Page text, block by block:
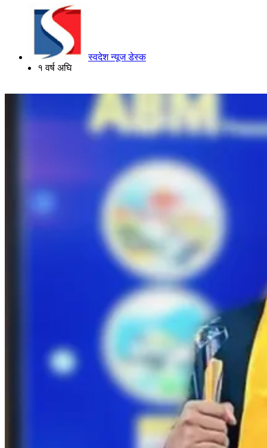
स्वदेश न्यूज डेस्क
१ वर्ष अघि